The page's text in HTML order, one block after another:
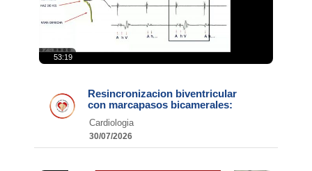
53:19
Resincronizacion biventricular
con marcapasos bicamerales:
Cardiologia
30/07/2026